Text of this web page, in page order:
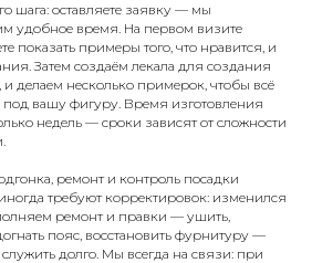
шага: оставляете заявку — мы
удобное время. На первом визите
показать примеры того, что нравится, и
Затем создаём лекала для создания
делаем несколько примерок, чтобы всё
вашу фигуру. Время изготовления
недель — сроки зависят от сложности
ремонт и контроль посадки
требуют корректировок: изменился
ремонт и правки — ушить,
пояс, восстановить фурнитуру —
долго. Мы всегда на связи: при